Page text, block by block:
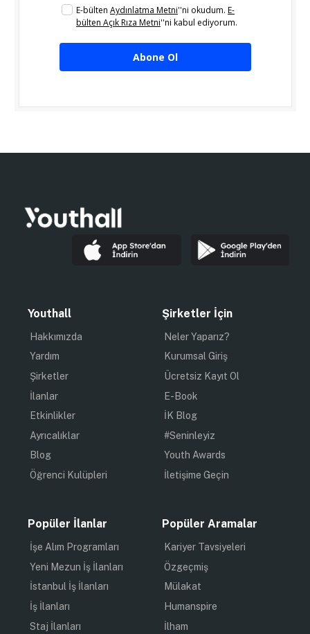
E-bülten Aydınlatma Metni''ni okudum. E-
bülten Açık Rıza Metni''ni kabul ediyorum.
Abone Ol
Youthall
Hakkımızda
Yardım
Şirketler
İlanlar
Etkinlikler
Ayrıcalıklar
Blog
Öğrenci Kulüpleri
Şirketler İçin
Neler Yaparız?
Kurumsal Giriş
Ücretsiz Kayıt Ol
E-Book
İK Blog
#Seninleyiz
Youth Awards
İletişime Geçin
Popüler İlanlar
İşe Alım Programları
Yeni Mezun İş İlanları
İstanbul İş İlanları
İş İlanları
Staj İlanları
Popüler Aramalar
Kariyer Tavsiyeleri
Özgeçmiş
Mülakat
Humanspire
İlham